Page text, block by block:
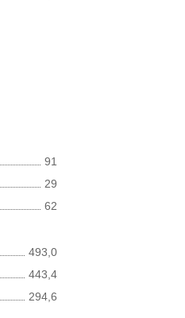
91
29
62
493,0
443,4
294,6